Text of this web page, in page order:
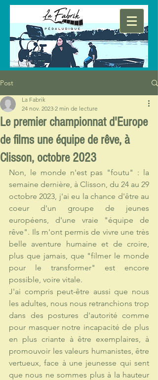
Post
Le premier championnat d'Europe
de films une équipe de rêve, à
Clisson, octobre 2023
La Fabrik
24 nov. 2023 2 min de lecture
Non, le monde n'est pas "foutu" : la
semaine dernière, à Clisson, du 24 au 29
octobre 2023, j'ai eu la chance d'être au
coeur d'un groupe de jeunes
européens, d'une vraie "équipe de
rêve". Ils m'ont permis de vivre une très
belle aventure humaine et de croire,
plus que jamais, que "filmer le monde
pour le transformer" est encore
possible, voire vitale.
J'ai compris peut-être aussi que nous
les adultes, nous nous retranchions trop
dans des postures d'autorité comme
pour masquer notre incapacité de plus
en plus criante à être exemplaires, à
promouvoir les valeurs humanistes, être
vertueux, face à une jeunesse qui sent
que nous ne sommes plus à la hauteur